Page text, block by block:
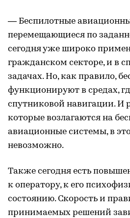
— Беспилотные
перемещающиеся по
сегодня уже широко
гражданском секторе, и в
задачах. Но, как правило,
функционируют в средах,
спутниковой навигации. И
которые возлагаются на
авиационные системы, в
невозможно.
Также сегодня есть
к оператору, к его
состоянию. Скорость и
принимаемых решений